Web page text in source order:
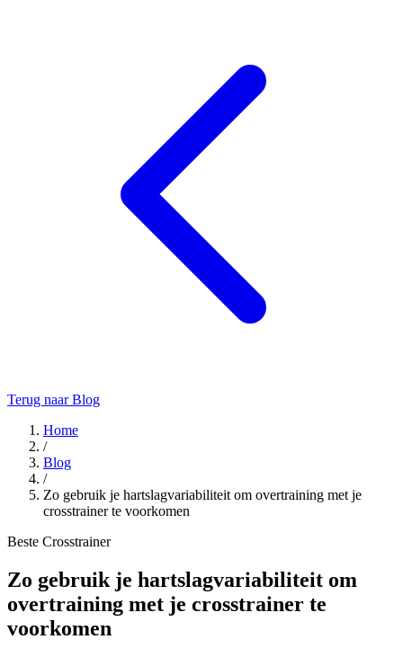
Terug naar Blog
Home
/
Blog
/
Zo gebruik je hartslagvariabiliteit om overtraining met je
crosstrainer te voorkomen
Beste Crosstrainer
Zo gebruik je hartslagvariabiliteit om
overtraining met je crosstrainer te
voorkomen